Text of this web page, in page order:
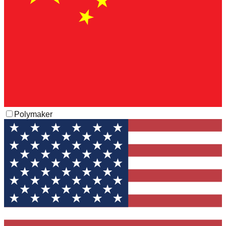
Polymaker